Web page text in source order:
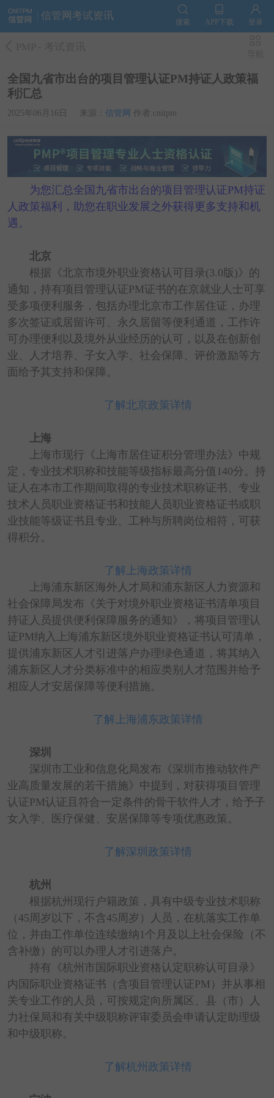
信管网考试资讯
搜索 APP下载 登录
全国九省市出台的项目管理认证PM持证人政策福
利汇总
2025年06月16日 来源： 信管网 作者:cnitpm
为您汇总全国九省市出台的项目管理认证PM持证
人政策福利，助您在职业发展之外获得更多支持和机
遇。
北京
根据《北京市境外职业资格认可目录(3.0版)》的
通知，持有项目管理认证PM证书的在京就业人士可享
受多项便利服务，包括办理北京市工作居住证，办理
多次签证或居留许可、永久居留等便利通道，工作许
可办理便利以及境外从业经历的认可，以及在创新创
业、人才培养、子女入学、社会保障、评价激励等方
面给予其支持和保障。
了解北京政策详情
上海
上海市现行《上海市居住证积分管理办法》中规
定，专业技术职称和技能等级指标最高分值140分。持
证人在本市工作期间取得的专业技术职称证书、专业
技术人员职业资格证书和技能人员职业资格证书或职
业技能等级证书且专业、工种与所聘岗位相符，可获
得积分。
了解上海政策详情
上海浦东新区海外人才局和浦东新区人力资源和
社会保障局发布《关于对境外职业资格证书清单项目
持证人员提供便利保障服务的通知》，将项目管理认
证PM纳入上海浦东新区境外职业资格证书认可清单，
提供浦东新区人才引进落户办理绿色通道，将其纳入
浦东新区人才分类标准中的相应类别人才范围并给予
相应人才安居保障等便利措施。
了解上海浦东政策详情
深圳
深圳市工业和信息化局发布《深圳市推动软件产
业高质量发展的若干措施》中提到，对获得项目管理
认证PM认证且符合一定条件的骨干软件人才，给予子
女入学、医疗保健、安居保障等专项优惠政策。
了解深圳政策详情
杭州
根据杭州现行户籍政策，具有中级专业技术职称
（45周岁以下，不含45周岁）人员，在杭落实工作单
位，并由工作单位连续缴纳1个月及以上社会保险（不
含补缴）的可以办理人才引进落户。
持有《杭州市国际职业资格认定职称认可目录》
内国际职业资格证书（含项目管理认证PM）并从事相
关专业工作的人员，可按规定向所属区、县（市）人
力社保局和有关中级职称评审委员会申请认定助理级
和中级职称。
了解杭州政策详情